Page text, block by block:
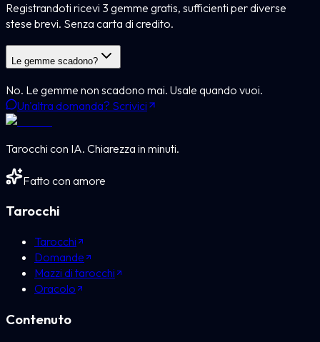
Registrandoti ricevi 3 gemme gratis, sufficienti per diverse
stese brevi. Senza carta di credito.
Le gemme scadono?
No. Le gemme non scadono mai. Usale quando vuoi.
Un'altra domanda? Scrivici
Tarocchi con IA. Chiarezza in minuti.
Fatto con amore
Tarocchi
Tarocchi
Domande
Mazzi di tarocchi
Oracolo
Contenuto